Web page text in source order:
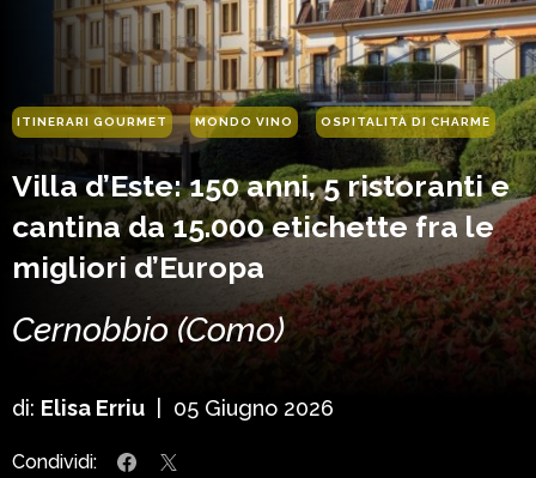
ITINERARI GOURMET MONDO VINO OSPITALITÀ DI CHARME
Villa d’Este: 150 anni, 5 ristoranti e
cantina da 15.000 etichette fra le
migliori d’Europa
Cernobbio (Como)
di: Elisa Erriu 05 Giugno 2026
Condividi: